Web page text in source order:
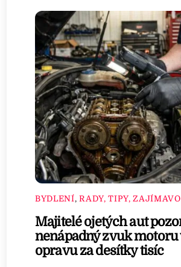
BYDLENÍ,RADY, TIPY,
Majitelé ojetých aut
nenápadný zvuk motoru
opravu za desítky tisíc